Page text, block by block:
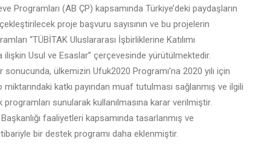
Programları (AB ÇP) kapsamında Türkiye’deki paydaşların
proje başvuru sayısının ve bu projelerin
“TÜBİTAK Uluslararası İşbirliklerine Katılımı
Usul ve Esaslar” çerçevesinde yürütülmektedir.
ülkemizin Ufuk2020 Programı’na 2020 yılı için
katkı payından muaf tutulması sağlanmış ve ilgili
programları sunularak kullanılmasına karar verilmiştir.
faaliyetleri kapsamında tasarlanmış ve
bir destek programı daha eklenmiştir.